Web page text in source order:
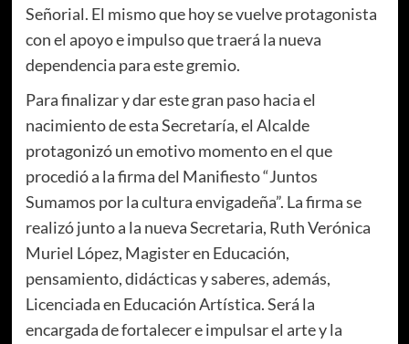
Señorial. El mismo que hoy se vuelve protagonista
con el apoyo e impulso que traerá la nueva
dependencia para este gremio.
Para finalizar y dar este gran paso hacia el
nacimiento de esta Secretaría, el Alcalde
protagonizó un emotivo momento en el que
procedió a la firma del Manifiesto “Juntos
Sumamos por la cultura envigadeña”. La firma se
realizó junto a la nueva Secretaria, Ruth Verónica
Muriel López, Magister en Educación,
pensamiento, didácticas y saberes, además,
Licenciada en Educación Artística. Será la
encargada de fortalecer e impulsar el arte y la